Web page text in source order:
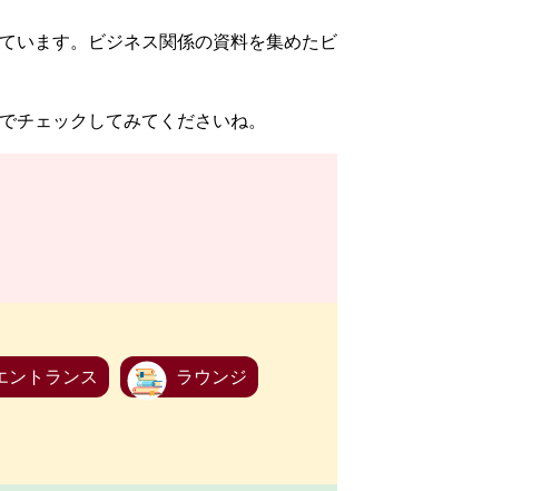
います。ビジネス関係の資料を集めたビ
チェックしてみてくださいね。
ントランス ラウンジ